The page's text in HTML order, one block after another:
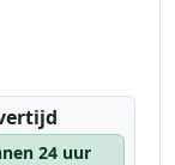
24 uur